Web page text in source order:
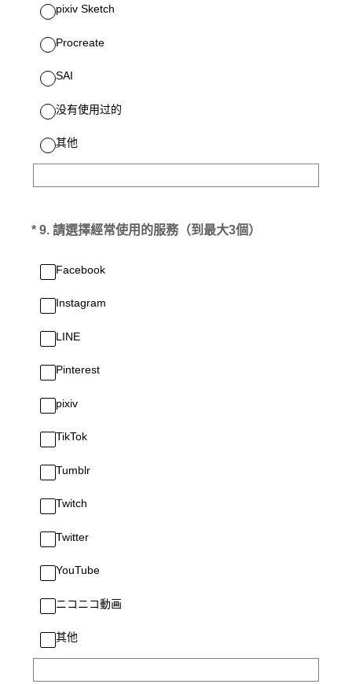
pixiv Sketch
Procreate
SAI
没有使用过的
其他
* 9. 請選擇經常使用的服務（到最大3個）
(必答。)
Facebook
Instagram
LINE
Pinterest
pixiv
TikTok
Tumblr
Twitch
Twitter
YouTube
ニコニコ動画
其他